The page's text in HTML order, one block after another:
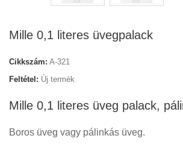
Mille 0,1 literes üvegpalack
Cikkszám: A-321
Feltétel: Új termék
Mille 0,1 literes üveg palack,
Boros üveg vagy pálinkás üveg.